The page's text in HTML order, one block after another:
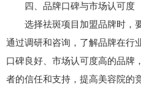
四、品牌口碑与市场认可度
选择祛斑项目加盟品牌时，要
通过调研和咨询，了解品牌在行
口碑良好、市场认可度高的品牌
者的信任和支持，提高美容院的